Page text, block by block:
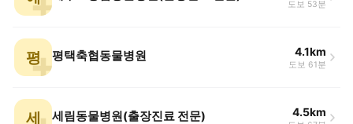
도보 53분
평 평택축협동물병원 4.1km
도보 61분
세 세림동물병원(출장진료 전문) 4.5km